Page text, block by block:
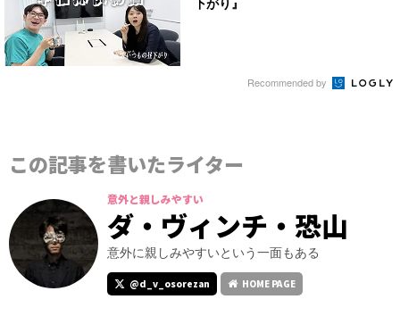
Recommended by
この記事を書いたライター
意外と親しみやすい
ダ・ヴィンチ・恐山
意外に親しみやすいという一面もある
@d_v_osorezan HOME PAGE